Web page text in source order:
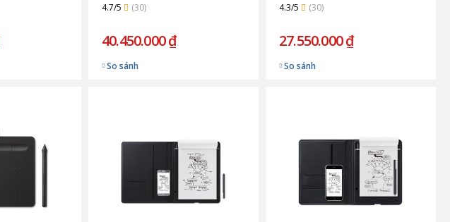
4.7/5 (30)
40.450.000 ₫
So sánh
4.3/5 (30)
27.550.000 ₫
So sánh